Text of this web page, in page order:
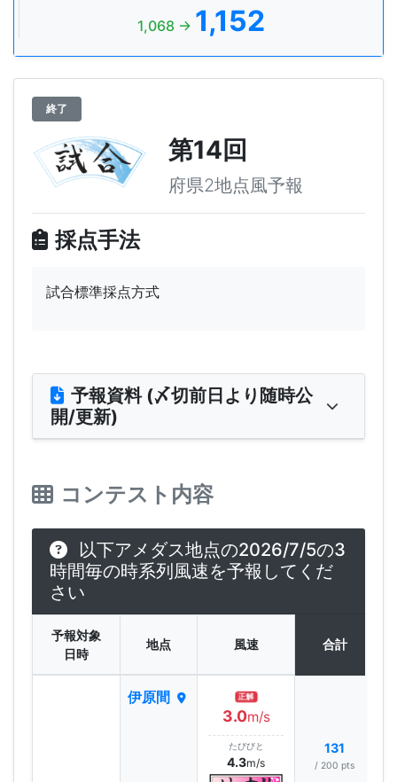
1,068 → 1,152
終了
第14回
府県2地点風予報
採点手法
試合標準採点方式
予報資料 (〆切前日より随時公
開/更新)
コンテスト内容
以下アメダス地点の2026/7/5の3
時間毎の時系列風速を予報してくだ
さい
予報対象
日時
地点 風速 合計
伊原間 正解
3.0m/s
たびびと
4.3m/s
131
/ 200 pts